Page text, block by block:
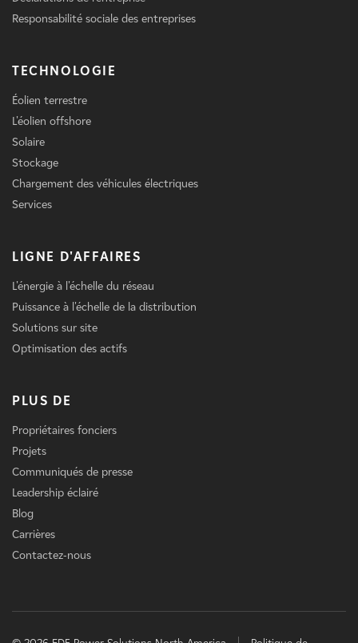
Responsabilité sociale des entreprises
TECHNOLOGIE
Éolien terrestre
L'éolien offshore
Solaire
Stockage
Chargement des véhicules électriques
Services
LIGNE D'AFFAIRES
L'énergie à l'échelle du réseau
Puissance à l'échelle de la distribution
Solutions sur site
Optimisation des actifs
PLUS DE
Propriétaires fonciers
Projets
Communiqués de presse
Leadership éclairé
Blog
Carrières
Contactez-nous